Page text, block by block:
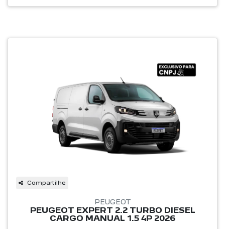
Compartilhe
PEUGEOT
PEUGEOT EXPERT 2.2 TURBO DIESEL
CARGO MANUAL 1.5 4P 2026